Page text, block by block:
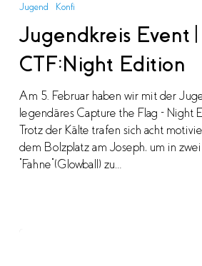
|
CTF:Night
Edition
Jugend Konfi
Jugendkreis Event |
CTF:Night Edition
Am 5. Februar haben wir mit der
legendäres Capture the Flag – Night
Trotz der Kälte trafen sich acht
dem Bolzplatz am Joseph, um in
"Fahne"(Glowball) zu…